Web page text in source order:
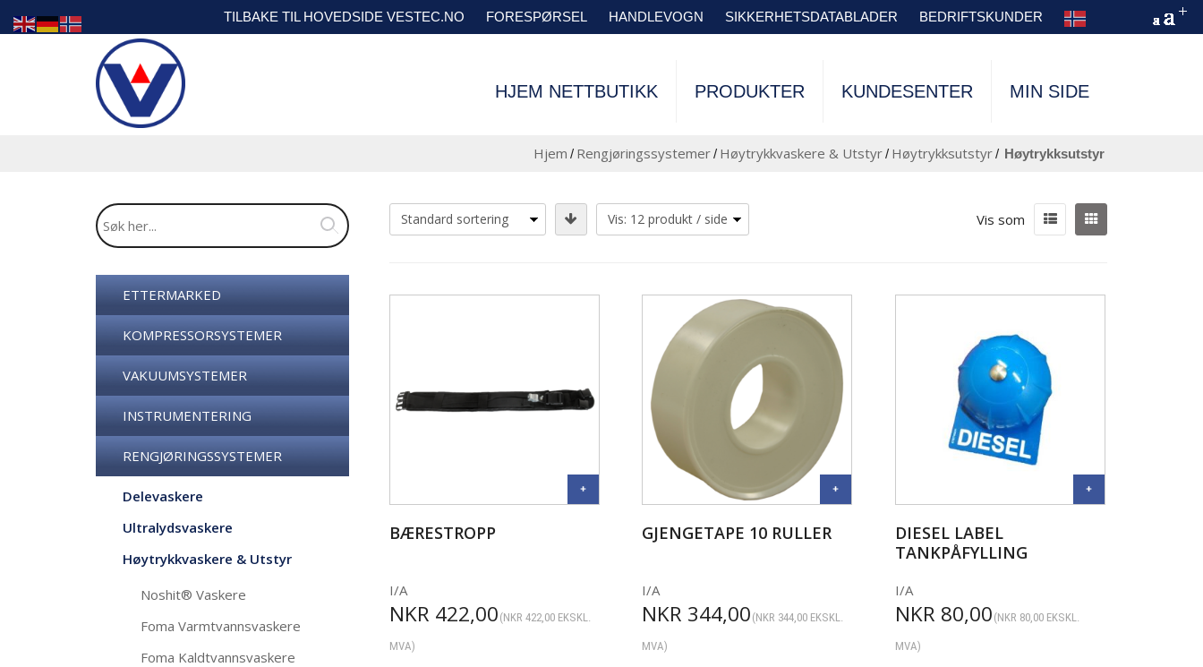
TILBAKE TIL HOVEDSIDE VESTEC.NO FORESPØRSEL HANDLEVOGN SIKKERHETSDATABLADER BEDRIFTSKUNDER
HJEM NETTBUTIKK PRODUKTER KUNDESENTER MIN SIDE
Hjem / Rengjøringssystemer/ Høytrykkvaskere & Utstyr/ Høytrykksutstyr/ høytrykksutstyr
ETTERMARKED
KOMPRESSORSYSTEMER
VAKUUMSYSTEMER
INSTRUMENTERING
RENGJØRINGSSYSTEMER
Delevaskere
Ultralydsvaskere
Høytrykkvaskere & Utstyr
Noshit® Vaskere
Foma Varmtvannsvaskere
Foma Kaldtvannsvaskere
Vis som
BÆRESTROPP
I/A
NKR 422,00 (NKR 422,00EKSKL.
MVA)
GJENGETAPE 10 RULLER
I/A
NKR 344,00 (NKR 344,00 EKSKL.
MVA)
DIESEL LABEL
TANKPÅFYLLING
I/A
NKR 80,00 (NKR 80,00EKSKL.
MVA)